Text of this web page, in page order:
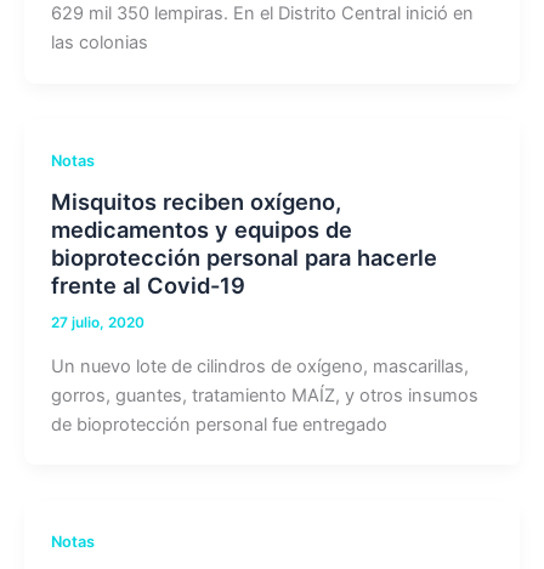
629 mil 350 lempiras. En el Distrito Central inició en
las colonias
Notas
Misquitos reciben oxígeno,
medicamentos y equipos de
bioprotección personal para hacerle
frente al Covid-19
27 julio, 2020
Un nuevo lote de cilindros de oxígeno, mascarillas,
gorros, guantes, tratamiento MAÍZ, y otros insumos
de bioprotección personal fue entregado
Notas